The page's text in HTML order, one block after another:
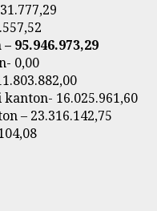
95.946.973,29
0,00
16.025.961,60
– 23.316.142,75